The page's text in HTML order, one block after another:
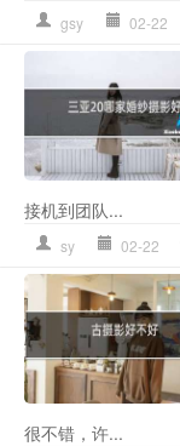
gsy 02-22
接机到团队...
sy 02-22
很不错，许...